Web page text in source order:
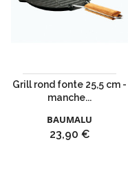
Grill rond fonte 25,5 cm -
manche...
BAUMALU
Prix
23,90 €